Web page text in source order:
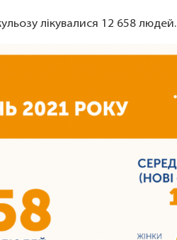
лікувалися 12 658 людей.